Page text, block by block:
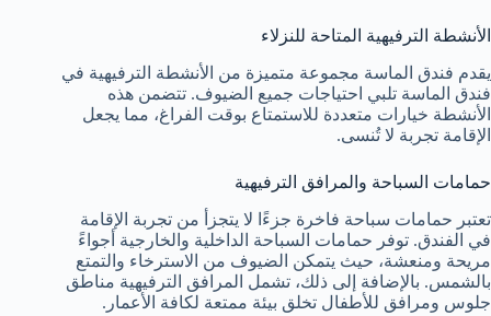
الأنشطة الترفيهية المتاحة للنزلاء
يقدم فندق الماسة مجموعة متميزة من الأنشطة الترفيهية في
فندق الماسة تلبي احتياجات جميع الضيوف. تتضمن هذه
الأنشطة خيارات متعددة للاستمتاع بوقت الفراغ، مما يجعل
الإقامة تجربة لا تُنسى.
حمامات السباحة والمرافق الترفيهية
تعتبر حمامات سباحة فاخرة جزءًا لا يتجزأ من تجربة الإقامة
في الفندق. توفر حمامات السباحة الداخلية والخارجية أجواءً
مريحة ومنعشة، حيث يتمكن الضيوف من الاسترخاء والتمتع
بالشمس. بالإضافة إلى ذلك، تشمل المرافق الترفيهية مناطق
جلوس ومرافق للأطفال تخلق بيئة ممتعة لكافة الأعمار.